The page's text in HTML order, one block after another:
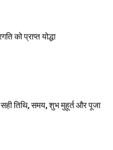
को प्राप्त योद्धा
तिथि, समय, शुभ मुहूर्त और पूजा